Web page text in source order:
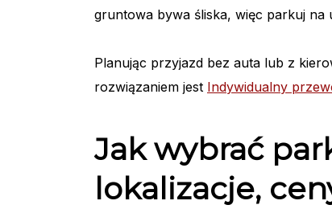
gruntowa bywa śliska, więc parkuj na
Planując przyjazd bez auta lub z
rozwiązaniem jest Indywidualny
Jak wybrać
lokalizacje,